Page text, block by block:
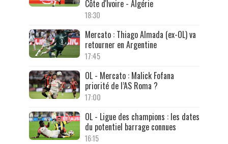
Côte d'Ivoire - Algérie
18:30
Mercato : Thiago Almada (ex-OL) va
retourner en Argentine
17:45
OL - Mercato : Malick Fofana
priorité de l’AS Roma ?
17:00
OL - Ligue des champions : les dates
du potentiel barrage connues
16:15